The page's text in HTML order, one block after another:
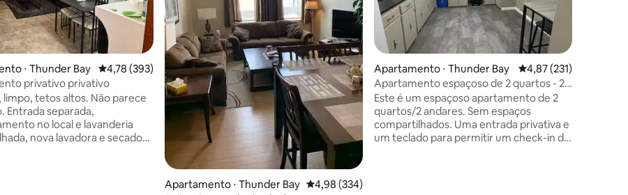
de 5, 96 avaliações
⋅ Thunder Bay 4,78 de uma avaliação média de 5, 393 avaliações
4,78 (393)
privativo privativo
limpo, tetos altos. Não parece
Entrada separada,
no local e lavanderia
nova lavadora e secadora
Apartamento ⋅ Thunder Bay 4,98 de uma avaliação média de 5, 334 avaliações
4,98 (334)
Apartamento ⋅ Thunder Bay 4,87 de uma avaliação
4,87 (231)
Apartamento espaçoso de 2 quartos - 2º
andar
Este é um espaçoso apartamento de 2
quartos/2 andares. Sem espaços
compartilhados. Uma entrada privativa e
um teclado para permitir um check-in de